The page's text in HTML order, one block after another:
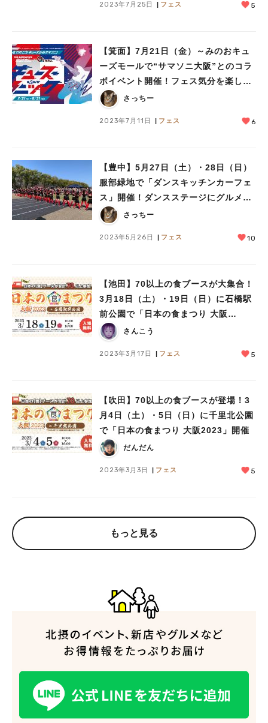
2023年7月25日 フェス 5
【箕面】7月21日（金）～みのおキュ
ーズモールで“サマソニ大阪”とのコラ
ボイベント開催！フェス気分を楽しも
う
さっちー
2023年7月11日 フェス 6
【豊中】5月27日（土）・28日（日）
服部緑地で「ダンスキッチンカーフェ
ス」開催！ダンスステージにグルメ＆
遊びを満喫
さっちー
2023年5月26日 フェス 10
【池田】70以上の食ブースが大集合！
3月18日（土）・19日（日）に石橋駅
前公園で「日本の食まつり 大阪
2023」開催
さんこう
2023年3月17日 フェス 5
【吹田】70以上の食ブースが登場！3
月4日（土）・5日（日）に千里北公園
で「日本の食まつり 大阪2023」開催
だんだん
2023年3月3日 フェス 5
もっと見る
人気のキーワード